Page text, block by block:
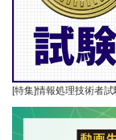
[特集]情報処理技術者